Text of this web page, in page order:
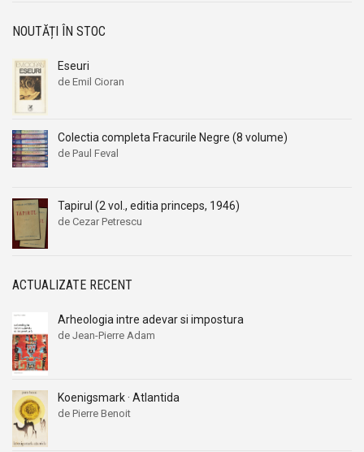
NOUTĂȚI ÎN STOC
Eseuri
de Emil Cioran
Colectia completa Fracurile Negre (8 volume)
de Paul Feval
Tapirul (2 vol., editia princeps, 1946)
de Cezar Petrescu
ACTUALIZATE RECENT
Arheologia intre adevar si impostura
de Jean-Pierre Adam
Koenigsmark · Atlantida
de Pierre Benoit